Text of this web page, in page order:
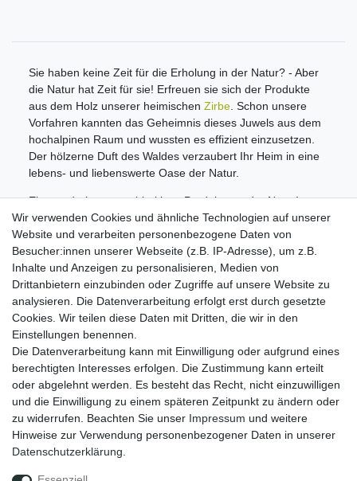
Sie haben keine Zeit für die Erholung in der Natur? - Aber
die Natur hat Zeit für sie! Erfreuen sie sich der Produkte
aus dem Holz unserer heimischen Zirbe. Schon unsere
Vorfahren kannten das Geheimnis dieses Juwels aus dem
hochalpinen Raum und wussten es effizient einzusetzen.
Der hölzerne Duft des Waldes verzaubert Ihr Heim in eine
lebens- und liebenswerte Oase der Natur.
Ein wunderbares nachhaltiges Produkt aus der Natur!
Informationen
Zahlungsmöglichkeiten
Versandinformationen
Kontakt
Wiederverkäufer / Händler
Social Media
Facebook
Instagram
Unsere Vorteile
kostenloser Versand ab 70 EUR
30 Tage Rückgaberecht
Wir verwenden Cookies und ähnliche Technologien auf unserer
Website und verarbeiten personenbezogene Daten von
Besucher:innen unserer Webseite (z.B. IP-Adresse), um z.B.
Inhalte und Anzeigen zu personalisieren, Medien von
Drittanbietern einzubinden oder Zugriffe auf unsere Website zu
analysieren. Die Datenverarbeitung erfolgt erst durch gesetzte
Cookies. Wir teilen diese Daten mit Dritten, die wir in den
Einstellungen benennen.
Die Datenverarbeitung kann mit Einwilligung oder aufgrund eines
berechtigten Interesses erfolgen. Die Zustimmung kann erteilt
oder abgelehnt werden. Es besteht das Recht, nicht einzuwilligen
und die Einwilligung zu einem späteren Zeitpunkt zu ändern oder
zu widerrufen. Beachten Sie unser Impressum und weitere
Hinweise zur Verwendung personenbezogener Daten in unserer
Daten­schutz­erklärung